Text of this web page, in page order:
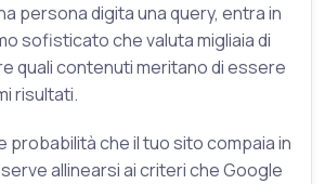
persona digita una query, entra in
sofisticato che valuta migliaia di
quali contenuti meritano di essere
risultati.
probabilità che il tuo sito compaia in
allinearsi ai criteri che Google